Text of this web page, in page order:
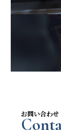
お問い合わせ